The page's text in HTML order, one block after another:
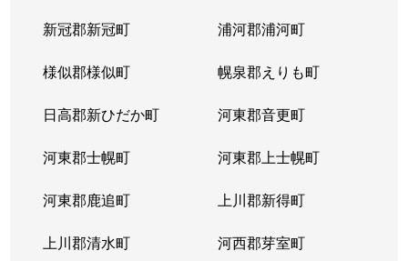
新冠郡新冠町 浦河郡浦河町
様似郡様似町 幌泉郡えりも町
日高郡新ひだか町 河東郡音更町
河東郡士幌町 河東郡上士幌町
河東郡鹿追町 上川郡新得町
上川郡清水町 河西郡芽室町